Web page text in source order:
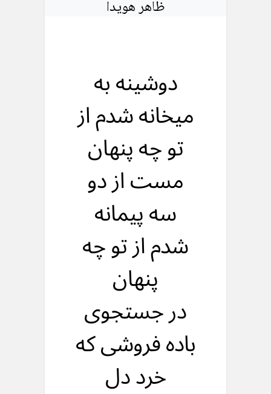
ظاهر هویدا
دوشینه به
میخانه شدم از
تو چه پنهان
مست از دو
سه پیمانه
شدم از تو چه
پنهان
در جستجوی
باده فروشی که
خرد دل